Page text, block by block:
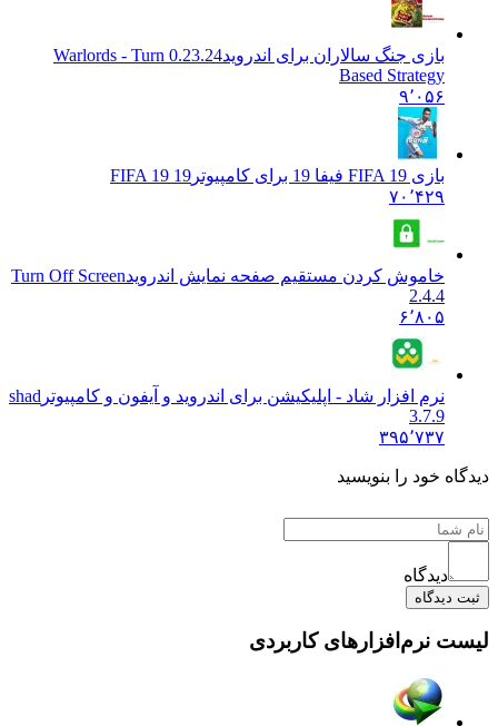
بازی جنگ سالاران برای اندروید
0.23.24 Warlords - Turn
Based Strategy
۹٬۰۵۶
بازی FIFA 19 فیفا 19 برای کامپیوتر
FIFA 19 19
۷۰٬۴۲۹
خاموش کردن مستقیم صفحه نمایش اندرویدTurn Off Screen
2.4.4
۶٬۸۰۵
نرم افزار شاد - اپلیکیشن برای اندروید و آیفون و کامپیوتر shad
3.7.9
۳۹۵٬۷۳۷
دیدگاه خود را بنویسید
دیدگاه
ثبت دیدگاه
لیست نرم‌افزارهای کاربردی